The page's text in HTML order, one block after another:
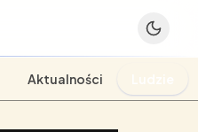
Aktualności